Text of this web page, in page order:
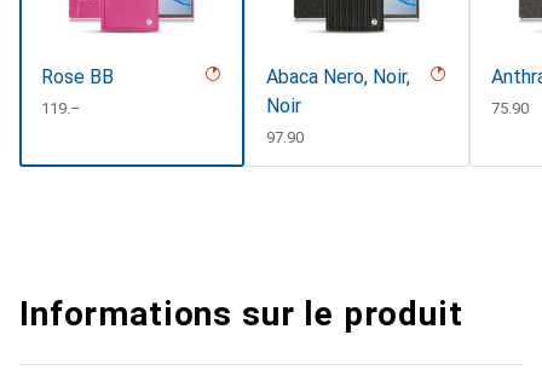
Rose BB
CHF
119.–
Abaca Nero, Noir,
Noir
CHF
97.90
CHF
75.90
Informations sur le produit